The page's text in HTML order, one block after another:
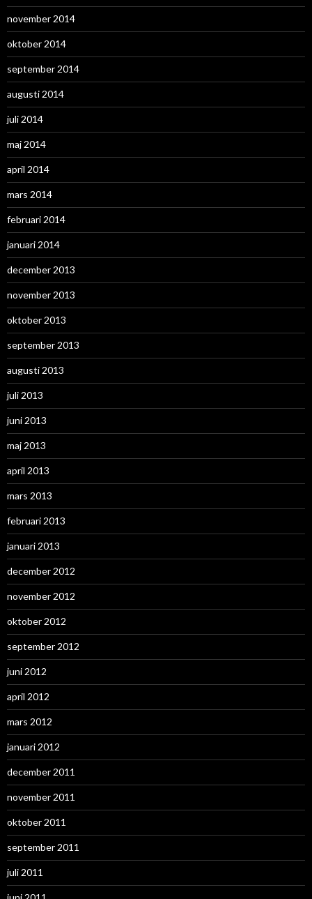
november 2014
oktober 2014
september 2014
augusti 2014
juli 2014
maj 2014
april 2014
mars 2014
februari 2014
januari 2014
december 2013
november 2013
oktober 2013
september 2013
augusti 2013
juli 2013
juni 2013
maj 2013
april 2013
mars 2013
februari 2013
januari 2013
december 2012
november 2012
oktober 2012
september 2012
juni 2012
april 2012
mars 2012
januari 2012
december 2011
november 2011
oktober 2011
september 2011
juli 2011